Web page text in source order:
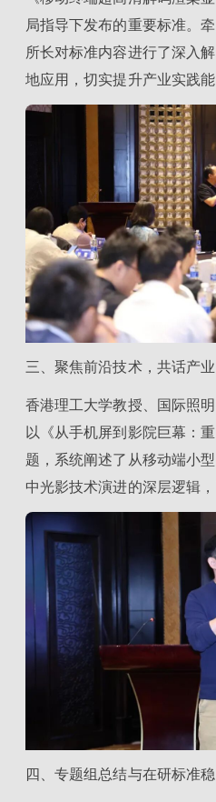
局指导下发布的重要标准。
所长对标准内容进行了深入
地应用，切实提升产业实践能
三、聚焦前沿技术，共话产
香港理工大学教授、国际照
以《从手机屏到影院巨幕：
题，系统阐述了从移动端小
中光影技术演进的深层逻辑
四、专题组总结与在研标准